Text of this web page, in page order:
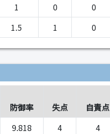
1 0 0
1.5 1 0
防御率 失点 自責点
9.818 4 4